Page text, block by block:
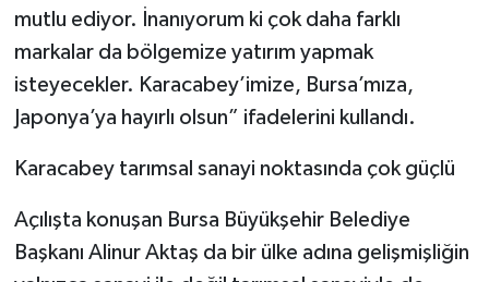
mutlu ediyor. İnanıyorum ki çok daha farklı
markalar da bölgemize yatırım yapmak
isteyecekler. Karacabey’imize, Bursa’mıza,
Japonya’ya hayırlı olsun” ifadelerini kullandı.
Karacabey tarımsal sanayi noktasında çok güçlü
Açılışta konuşan Bursa Büyükşehir Belediye
Başkanı Alinur Aktaş da bir ülke adına gelişmişliğin